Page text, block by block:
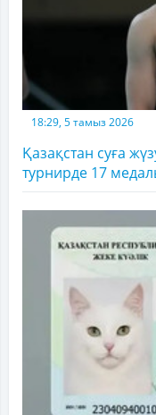
18:29, 5 тамыз 2026
Қазақстан суға
турнирде 17